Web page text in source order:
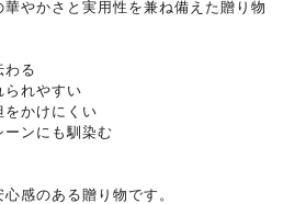
やかさと実用性を兼ね備えた贈り物
わる
られやすい
をかけにくい
ーンにも馴染む
感のある贈り物です。